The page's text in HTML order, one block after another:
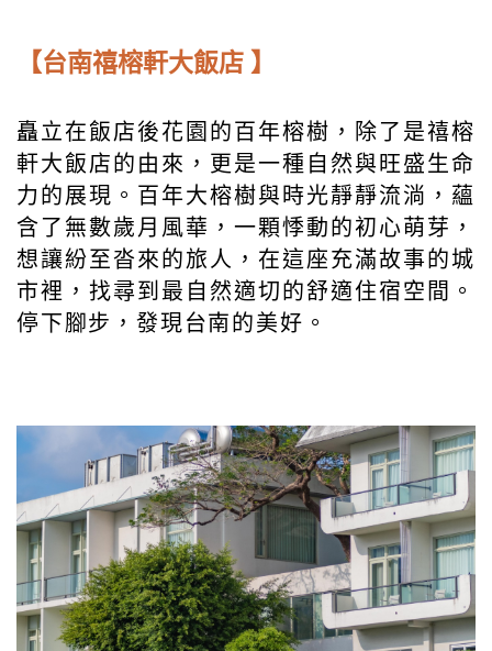
【台南禧榕軒大飯店 】
矗立在飯店後花園的百年榕樹，除了是禧榕
軒大飯店的由來，更是一種自然與旺盛生命
力的展現。百年大榕樹與時光靜靜流淌，蘊
含了無數歲月風華，一顆悸動的初心萌芽，
想讓紛至沓來的旅人，在這座充滿故事的城
市裡，找尋到最自然適切的舒適住宿空間。
停下腳步，發現台南的美好。